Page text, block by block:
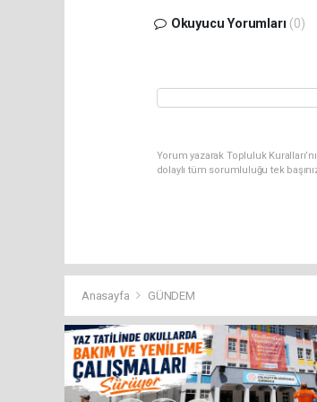
Okuyucu Yorumları (0)
Yorum yazarak Topluluk
dolaylı tüm sorumluluğu tek
Anasayfa GÜNDEM